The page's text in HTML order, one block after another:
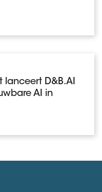
lanceert D&B.AI
AI in